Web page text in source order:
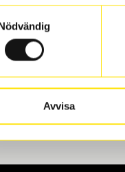
Avvisa
eller fälgar hos
du datum och tid